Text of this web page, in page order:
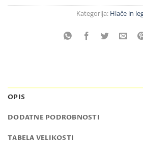
Kategorija: Hlače in
OPIS
DODATNE PODROBNOSTI
TABELA VELIKOSTI